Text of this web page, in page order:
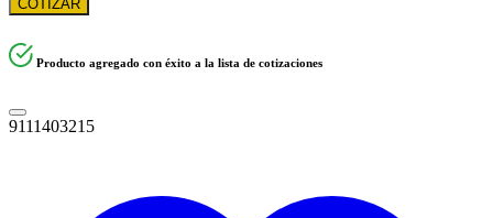
COTIZAR
Producto agregado con éxito a la lista de cotizaciones
9111403215